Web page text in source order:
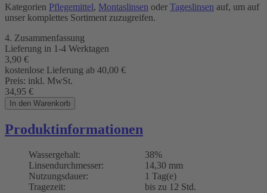
Kategorien Pflegemittel, Montaslinsen oder Tageslinsen auf, um auf
unser komplettes Sortiment zuzugreifen.
4. Zusammenfassung
Lieferung in 1-4 Werktagen
3,90 €
kostenlose Lieferung ab 40,00 €
Preis: inkl. MwSt.
34,95 €
In den Warenkorb
Produktinformationen
Wassergehalt:
38%
Linsendurchmesser:
14,30 mm
Nutzungsdauer:
1 Tag(e)
Tragezeit:
bis zu 12 Std.